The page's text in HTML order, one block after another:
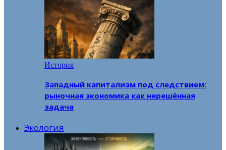
История
Западный капитализм под следствием:
рыночная экономика как нерешённая
задача
Экология